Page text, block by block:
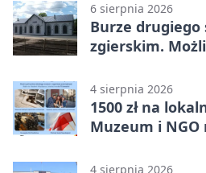
6 sierpnia 2026
Burze
zgierskim.
4 sierpnia 2026
1500 zł na
Muzeum i
4 sierpnia 2026